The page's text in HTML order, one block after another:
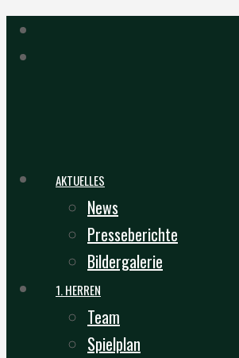
AKTUELLES
News
Presseberichte
Bildergalerie
1. HERREN
Team
Spielplan